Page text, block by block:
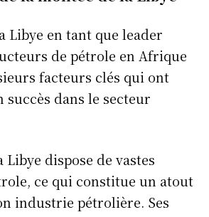
Libye en tant que leader
de pétrole en Afrique
facteurs clés qui ont
succès dans le secteur
Libye dispose de vastes
ce qui constitue un atout
industrie pétrolière. Ses